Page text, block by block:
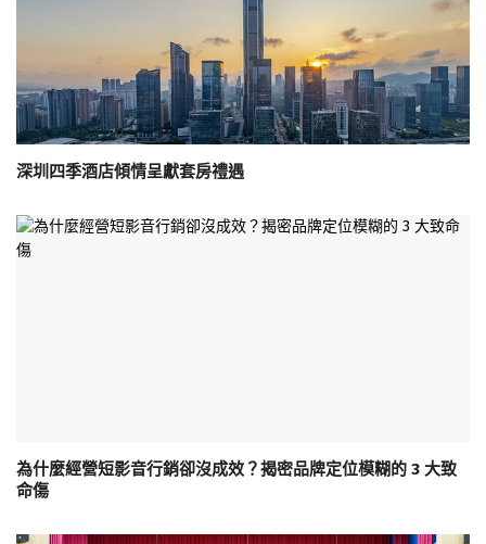
深圳四季酒店傾情呈獻套房禮遇
為什麼經營短影音行銷卻沒成效？揭密品牌定位模糊的 3 大致
命傷